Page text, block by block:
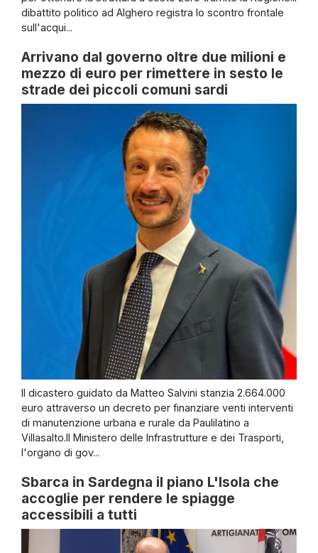
dibattito politico ad Alghero registra lo scontro frontale
sull'acqui...
Arrivano dal governo oltre due milioni e
mezzo di euro per rimettere in sesto le
strade dei piccoli comuni sardi
Il dicastero guidato da Matteo Salvini stanzia 2.664.000
euro attraverso un decreto per finanziare venti interventi
di manutenzione urbana e rurale da Paulilatino a
Villasalto.Il Ministero delle Infrastrutture e dei Trasporti,
l'organo di gov...
Sbarca in Sardegna il piano L'Isola che
accoglie per rendere le spiagge
accessibili a tutti